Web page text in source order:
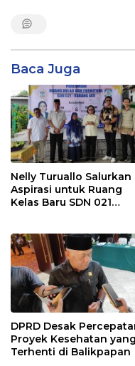
Baca Juga
Nelly Turuallo Salurkan
Aspirasi untuk Ruang
Kelas Baru SDN 021
DPRD Desak
Proyek Kesehatan yang
Terhenti di Balikpapan